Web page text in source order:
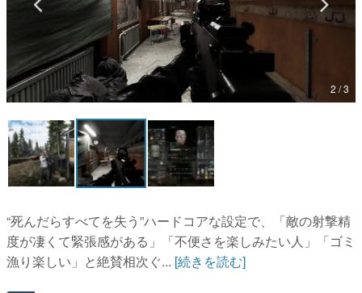
カテゴリ
特集記事
マンガ
女性向け
アプリレビュー
その他
電ファミニコゲーマーとは？
運営：株式会社マレ
2 / 3
“死んだらすべてを失う”ハードコアな設定で、「敵の射撃精
度が凄くて緊張感がある」「不便さを楽しみたい人」「ゴミ
漁り楽しい」と絶賛相次ぐ... [続きを読む]